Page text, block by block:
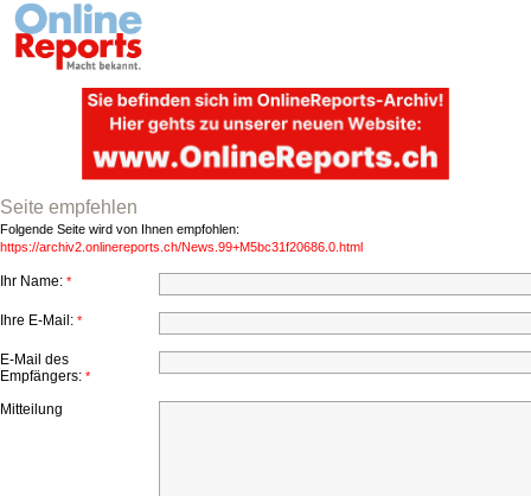
Seite empfehlen
Folgende Seite wird von Ihnen empfohlen:
https://archiv2.onlinereports.ch/News.99+M5bc31f20686.0.html
Ihr Name: *
Ihre E-Mail: *
E-Mail des
Empfängers: *
Mitteilung